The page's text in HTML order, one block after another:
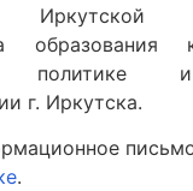
образования
политике
г. Иркутска.
.